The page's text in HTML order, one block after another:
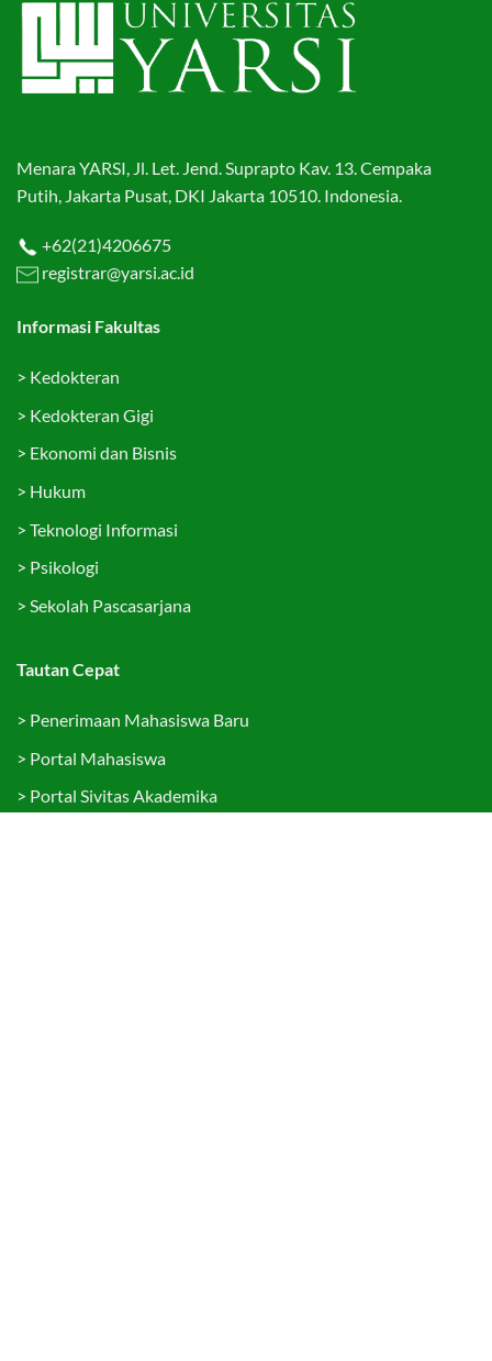
Menara YARSI, Jl. Let. Jend. Suprapto Kav. 13. Cempaka
Putih, Jakarta Pusat, DKI Jakarta 10510. Indonesia.
+62(21)4206675
registrar@yarsi.ac.id
Informasi Fakultas
> Kedokteran
> Kedokteran Gigi
> Ekonomi dan Bisnis
> Hukum
> Teknologi Informasi
> Psikologi
> Sekolah Pascasarjana
Tautan Cepat
> Penerimaan Mahasiswa Baru
> Portal Mahasiswa
> Portal Sivitas Akademika